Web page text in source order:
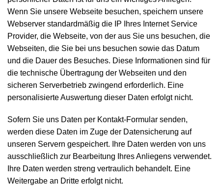
Ferienwohnung
Region
Anfahrt
Kontakt
Wenn Sie unsere Webseite besuchen, speichern unsere
Webserver standardmäßig die IP Ihres Internet Service
Provider, die Webseite, von der aus Sie uns besuchen, die
Webseiten, die Sie bei uns besuchen sowie das Datum
und die Dauer des Besuches. Diese Informationen sind für
die technische Übertragung der Webseiten und den
sicheren Serverbetrieb zwingend erforderlich. Eine
personalisierte Auswertung dieser Daten erfolgt nicht.
Sofern Sie uns Daten per Kontakt-Formular senden,
werden diese Daten im Zuge der Datensicherung auf
unseren Servern gespeichert. Ihre Daten werden von uns
ausschließlich zur Bearbeitung Ihres Anliegens verwendet.
Ihre Daten werden streng vertraulich behandelt. Eine
Weitergabe an Dritte erfolgt nicht.